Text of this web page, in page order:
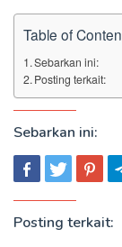
Table of
Sebarkan ini:
Posting terkait:
Sebarkan ini:
Posting terkait: